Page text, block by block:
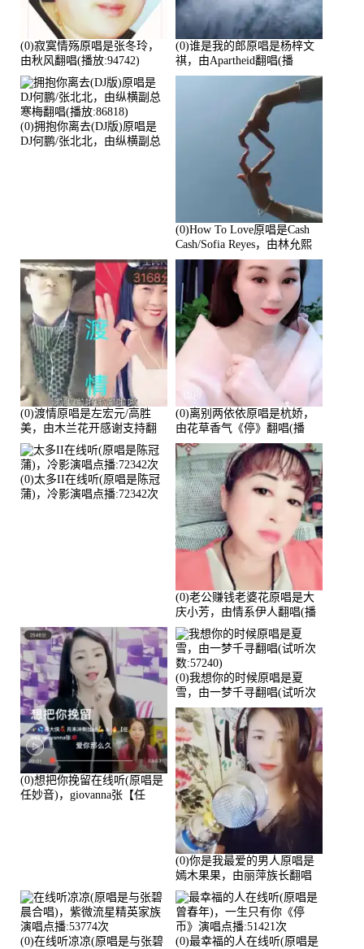
(0)寂寞情殇原唱是张冬玲，
由秋风翻唱(播放:94742)
(0)谁是我的郎原唱是杨梓文
祺，由Apartheid翻唱(播
放:94178)
(0)拥抱你离去(DJ版)原唱是
DJ何鹏/张北北，由纵横副总
(0)How To Love原唱是Cash
Cash/Sofia Reyes，由林允熙
翻唱(播放:84447)
(0)渡情原唱是左宏元/高胜
美，由木兰花开感谢支持翻
唱(播放:82339)
(0)离别两依依原唱是杭娇，
由花草香气《停》翻唱(播
放:81215)
(0)太多II在线听(原唱是陈冠
蒲)，冷影演唱点播:72342次
(0)老公赚钱老婆花原唱是大
庆小芳，由情系伊人翻唱(播
放:72036)
(0)想把你挽留在线听(原唱是
任妙音)，giovanna张【任
(0)我想你的时候原唱是夏
雪，由一梦千寻翻唱(试听次
数:57240)
(0)你是我最爱的男人原唱是
嫣木果果，由丽萍族长翻唱
(播放:56258)
(0)在线听凉凉(原唱是与张碧
(0)最幸福的人在线听(原唱是